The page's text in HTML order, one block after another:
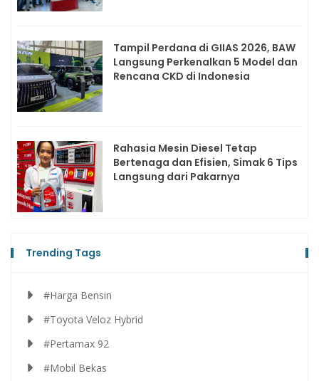
Tampil Perdana di GIIAS 2026, BAW
Langsung Perkenalkan 5 Model dan
Rencana CKD di Indonesia
Rahasia Mesin Diesel Tetap
Bertenaga dan Efisien, Simak 6 Tips
Langsung dari Pakarnya
Trending Tags
#Harga Bensin
#Toyota Veloz Hybrid
#Pertamax 92
#Mobil Bekas